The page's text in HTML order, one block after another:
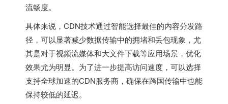
流畅度。
具体来说，CDN技术通过智能选择最佳的内容分发路
径，可以显著减少数据传输中的拥堵和丢包现象，尤
其是对于视频流媒体和大文件下载等应用场景，优化
效果尤为明显。为了进一步提高访问速度，可以选择
支持全球加速的CDN服务商，确保在跨国传输中也能
保持较低的延迟。